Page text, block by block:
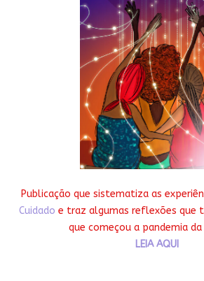
Publicação que sistematiza as
Cuidado e traz algumas reflexões que
que começou a pandemia da
LEIA AQUI